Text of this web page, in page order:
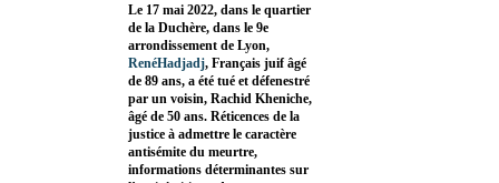
Le 17 mai 2022, dans le quartier
de la Duchère, dans le 9e
arrondissement de Lyon,
RenéHadjadj, Français juif âgé
de 89 ans, a été tué et défenestré
par un voisin, Rachid Kheniche,
âgé de 50 ans. Réticences de la
justice à admettre le caractère
antisémite du meurtre,
informations déterminantes sur